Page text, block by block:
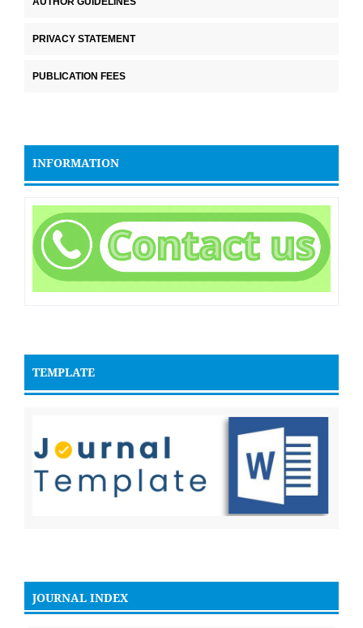
PRIVACY STATEMENT
PUBLICATION FEES
INFORMATION
TEMPLATE
JOURNAL INDEX